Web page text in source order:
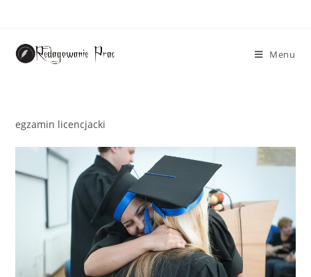
Menu
egzamin licencjacki